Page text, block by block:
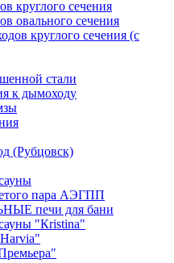
круглого сечения
овального сечения
круглого сечения (с
стали
к дымоходу
(Рубцовск)
пара АЭГПП
печи для бани
"Кristina"